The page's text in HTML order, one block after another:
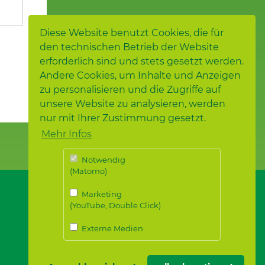
Diese Website benutzt Cookies, die für
den technischen Betrieb der Website
erforderlich sind und stets gesetzt werden.
Andere Cookies, um Inhalte und Anzeigen
zu personalisieren und die Zugriffe auf
unsere Website zu analysieren, werden
nur mit Ihrer Zustimmung gesetzt.
Mehr Infos
Notwendig
(Matomo)
Marketing
(YouTube, Double Click)
Externe Medien